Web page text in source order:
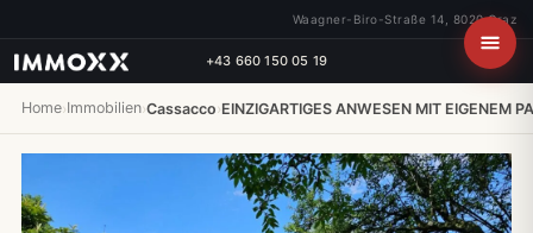
Waagner-Biro-Straße 14, 8020 Graz
+43 660 150 05 19
Home›Immobilien›Cassacco›EINZIGARTIGES ANWESEN MIT EIGENEM